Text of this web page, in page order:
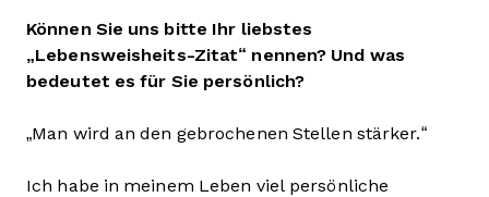
Können Sie uns bitte Ihr liebstes
„Lebensweisheits-Zitat“ nennen? Und was
bedeutet es für Sie persönlich?
„Man wird an den gebrochenen Stellen stärker.“
Ich habe in meinem Leben viel persönliche